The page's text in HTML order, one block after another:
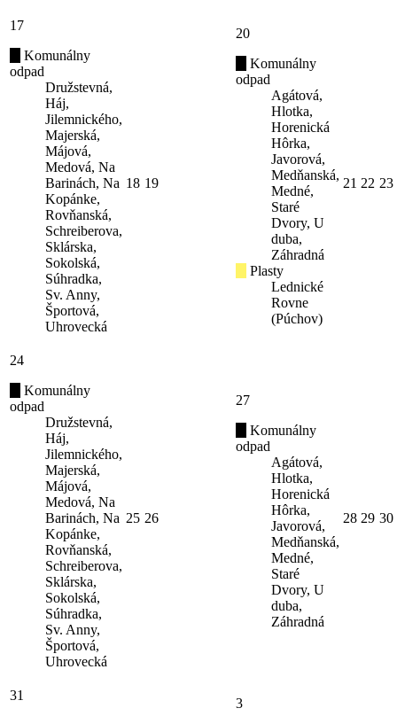
17
Komunálny
odpad
Družstevná,
Háj,
Jilemnického,
Majerská,
Májová,
Medová, Na
Barinách, Na
Kopánke,
Rovňanská,
Schreiberova,
Sklárska,
Sokolská,
Súhradka,
Sv. Anny,
Športová,
Uhrovecká
18 19
20
Komunálny
odpad
Agátová,
Hlotka,
Horenická
Hôrka,
Javorová,
Medňanská,
Medné,
Staré
Dvory, U
duba,
Záhradná
Plasty
Lednické
Rovne
(Púchov)
21 22 23
24
Komunálny
odpad
Družstevná,
Háj,
Jilemnického,
Majerská,
Májová,
Medová, Na
Barinách, Na
Kopánke,
Rovňanská,
Schreiberova,
Sklárska,
Sokolská,
Súhradka,
Sv. Anny,
Športová,
Uhrovecká
25 26
27
Komunálny
odpad
Agátová,
Hlotka,
Horenická
Hôrka,
Javorová,
Medňanská,
Medné,
Staré
Dvory, U
duba,
Záhradná
28 29 30
31
3